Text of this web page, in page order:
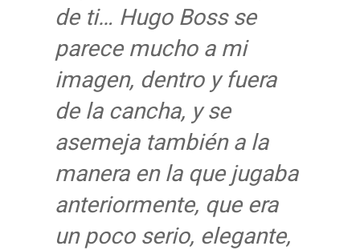
de ti… Hugo Boss se
parece mucho a mi
imagen, dentro y fuera
de la cancha, y se
asemeja también a la
manera en la que jugaba
anteriormente, que era
un poco serio, elegante,